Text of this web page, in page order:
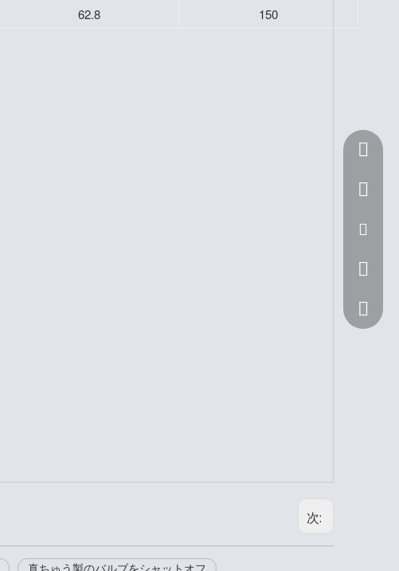
62.8 150
次:
+ 86
+ 86